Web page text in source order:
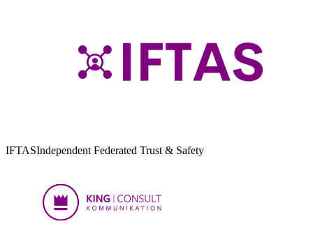
IFTASIndependent Federated Trust & Safety